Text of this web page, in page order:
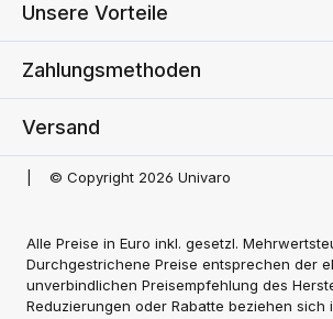
Unsere Vorteile
Zahlungsmethoden
Versand
© Copyright 2026 Univaro
Alle Preise in Euro inkl. gesetzl.
Durchgestrichene Preise entsprechen der
unverbindlichen Preisempfehlung des
Reduzierungen oder Rabatte beziehen sich